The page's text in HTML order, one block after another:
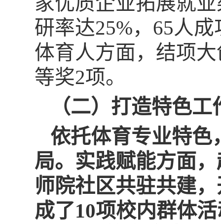
研率达25%，65人
体育人方面，结项
等奖2项。
（二）打造特色工
依托体育专业特色
局。实践赋能方面
师院社区共驻共建
成了10项校内群体